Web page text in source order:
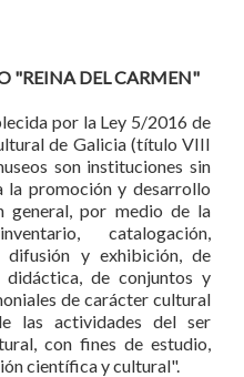
"REINA DEL CARMEN"
por la Ley 5/2016 de
de Galicia (título VIII
son instituciones sin
la promoción y desarrollo
general, por medio de la
catalogación,
difusión y exhibición, de
de conjuntos y
de carácter cultural
las actividades del ser
con fines de estudio,
científica y cultural".